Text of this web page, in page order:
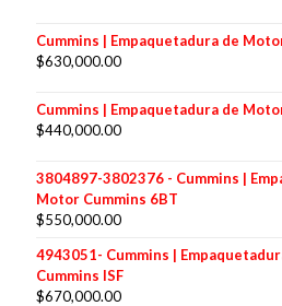
Cummins | Empaquetadura de
$630,000.00
Cummins | Empaquetadura de
$440,000.00
3804897-3802376 - Cummins |
Motor Cummins 6BT
$550,000.00
4943051- Cummins |
Cummins ISF
$670,000.00